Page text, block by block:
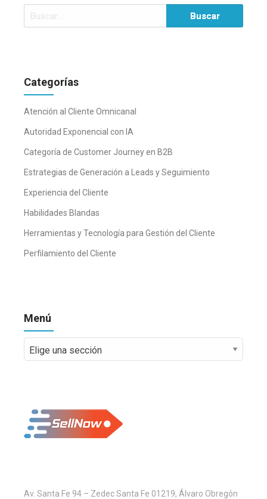
Buscar:
Categorías
Atención al Cliente Omnicanal
Autoridad Exponencial con IA
Categoría de Customer Journey en B2B
Estrategias de Generación a Leads y Seguimiento
Experiencia del Cliente
Habilidades Blandas
Herramientas y Tecnología para Gestión del Cliente
Perfilamiento del Cliente
Menú
Av. Santa Fe 94 – Zedec Santa Fe 01219, Álvaro Obregón